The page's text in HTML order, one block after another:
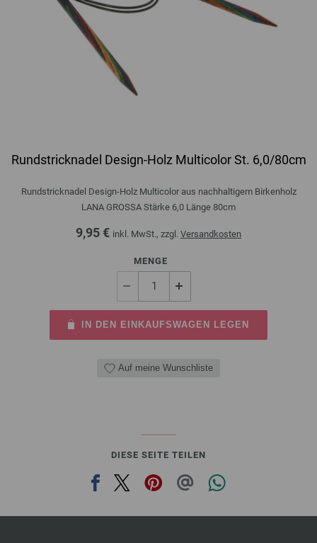
Rundstricknadel Design-Holz Multicolor St. 6,0/80cm
Rundstricknadel Design-Holz Multicolor aus nachhaltigem Birkenholz
LANA GROSSA Stärke 6,0 Länge 80cm
9,95 € inkl. MwSt., zzgl. Versandkosten
MENGE
IN DEN EINKAUFSWAGEN LEGEN
Auf meine Wunschliste
DIESE SEITE TEILEN